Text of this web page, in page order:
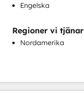
Engelska
Regioner vi tjänar
Nordamerika